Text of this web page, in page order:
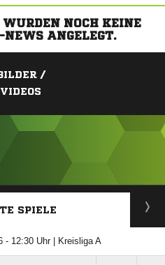
NOCH KEINE
ANGELEGT.
/
VIDEOS
SPIELE
- 12:30 Uhr | Kreisliga A